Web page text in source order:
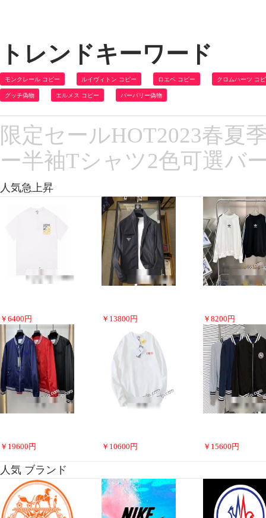
トレンドキーワード
モンクレール コピー ルイヴィトン コピー ロエベ コピー クロムハーツ コ
グッチ偽物 エルメス コピー バーバリー偽物
限定セールHOT2023春夏
ー半袖Tシャツ2色可選バ
人気急上昇
￥ 6400 円 ￥ 13800 円 ￥ 8200 円
￥ 19600 円 ￥ 10600 円 ￥ 15600 円
人気 ブランド